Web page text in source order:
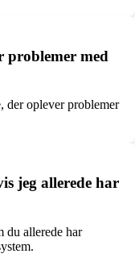
problemer med
der oplever problemer
jeg allerede har
du allerede har